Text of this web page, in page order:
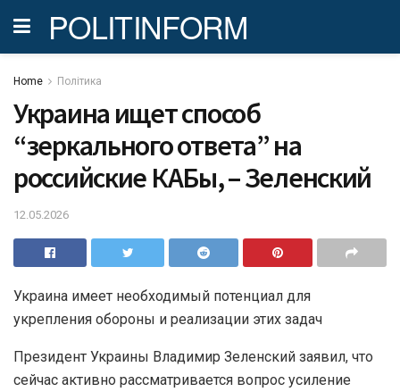
POLITINFORM
Home Політика
Украина ищет способ
“зеркального ответа” на
российские КАБы, – Зеленский
12.05.2026
Украина имеет необходимый потенциал для
укрепления обороны и реализации этих задач
Президент Украины Владимир Зеленский заявил, что
сейчас активно рассматривается вопрос усиление